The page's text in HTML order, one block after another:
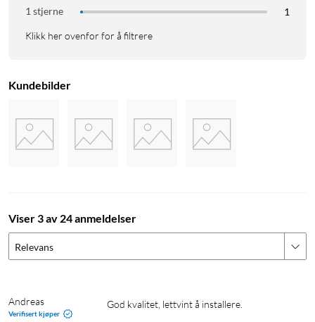
1 stjerne
1
Klikk her ovenfor for å filtrere
Kundebilder
Viser 3 av 24 anmeldelser
Relevans
Andreas
Verifisert kjøper
God kvalitet, lettvint å installere.